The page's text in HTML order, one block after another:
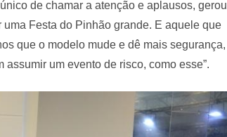
de chamar a atenção e aplausos, gerou
Festa do Pinhão grande. E aquele que
que o modelo mude e dê mais segurança,
um evento de risco, como esse”.